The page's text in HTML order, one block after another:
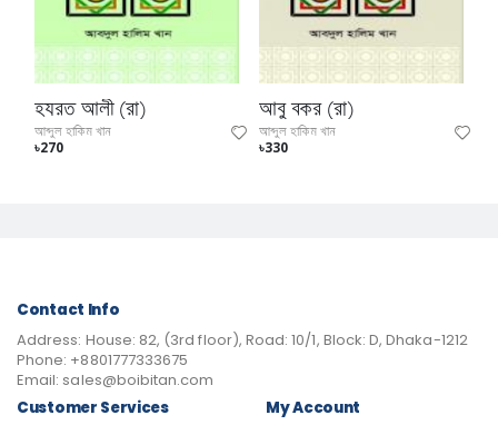
হযরত আলী (রা)
আব্দুল হাকিম খান
৳270
আবু বকর (রা)
আব্দুল হাকিম খান
৳330
Contact Info
Address: House: 82, (3rd floor), Road: 10/1, Block: D, Dhaka-1212
Phone: +8801777333675
Email: sales@boibitan.com
Customer Services
My Account